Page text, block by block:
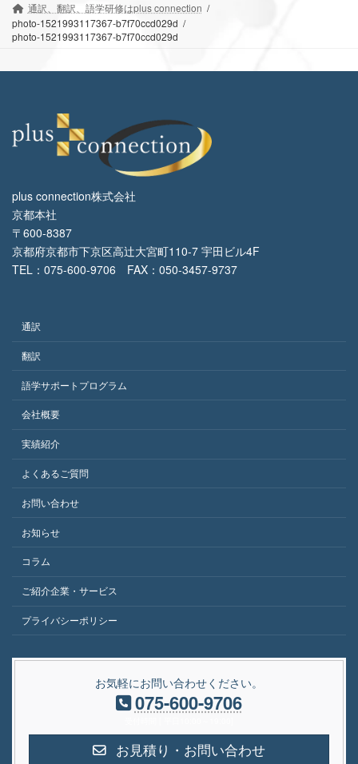
通訳、翻訳、語学研修はplus connection
photo-1521993117367-b7f70ccd029d
photo-1521993117367-b7f70ccd029d
plus connection株式会社
京都本社
〒600-8387
京都府京都市下京区高辻大宮町110-7 宇田ビル4F
TEL：075-600-9706 FAX：050-3457-9737
通訳
翻訳
語学サポートプログラム
会社概要
実績紹介
よくあるご質問
お問い合わせ
お知らせ
コラム
ご紹介企業・サービス
プライバシーポリシー
お気軽にお問い合わせください。
075-600-9706
お見積り・お問い合わせ